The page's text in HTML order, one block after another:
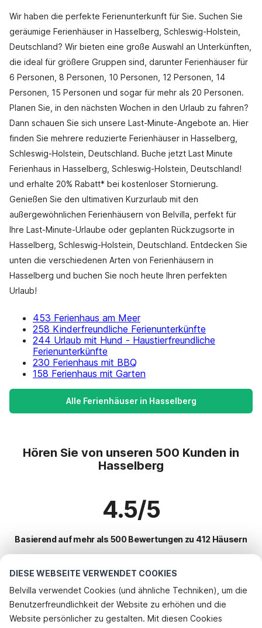
DIESE WEBSEITE VERWENDET COOKIES
Belvilla verwendet Cookies (und ähnliche Techniken), um die
Benutzerfreundlichkeit der Website zu erhöhen und die
Website persönlicher zu gestalten. Mit diesen Cookies
Wir haben die perfekte Ferienunterkunft für Sie. Suchen Sie
geräumige Ferienhäuser in Hasselberg, Schleswig-Holstein,
Deutschland? Wir bieten eine große Auswahl an Unterkünften,
die ideal für größere Gruppen sind, darunter Ferienhäuser für
6 Personen, 8 Personen, 10 Personen, 12 Personen, 14
Personen, 15 Personen und sogar für mehr als 20 Personen.
Planen Sie, in den nächsten Wochen in den Urlaub zu fahren?
Dann schauen Sie sich unsere Last-Minute-Angebote an. Hier
finden Sie mehrere reduzierte Ferienhäuser in Hasselberg,
Schleswig-Holstein, Deutschland. Buche jetzt Last Minute
Ferienhaus in Hasselberg, Schleswig-Holstein, Deutschland!
und erhalte 20% Rabatt* bei kostenloser Stornierung.
Genießen Sie den ultimativen Kurzurlaub mit den
außergewöhnlichen Ferienhäusern von Belvilla, perfekt für
Ihre Last-Minute-Urlaube oder geplanten Rückzugsorte in
Hasselberg, Schleswig-Holstein, Deutschland. Entdecken Sie
unten die verschiedenen Arten von Ferienhäusern in
Hasselberg und buchen Sie noch heute Ihren perfekten
Urlaub!
453 Ferienhaus am Meer
258 Kinderfreundliche Ferienunterkünfte
244 Urlaub mit Hund - Haustierfreundliche
Ferienunterkünfte
230 Ferienhaus mit BBQ
158 Ferienhaus mit Garten
Alle Ferienhäuser in Hasselberg
Hören Sie von unseren 500 Kunden in
Hasselberg
4.5/5
Basierend auf mehr als 500 Bewertungen zu 412 Häusern
Beliebteste Reiseziele für Urlaub
Top-Städte mit Top-Annehmlichkeiten für den Urlaub
Telefonisch buchen